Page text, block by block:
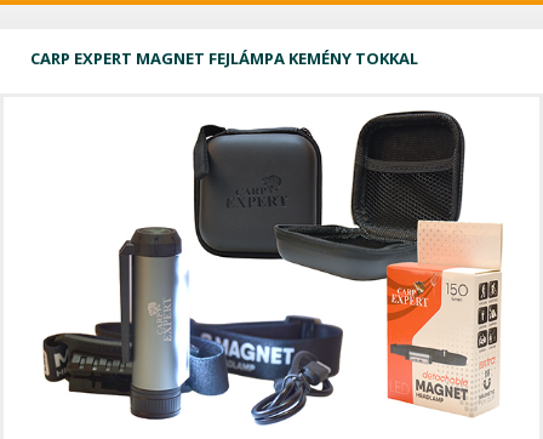
CARP EXPERT MAGNET FEJLÁMPA KEMÉNY TOKKAL